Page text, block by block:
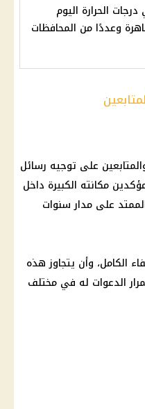
الحرارة اليوم
وعددًا من المحافظات
على توجيه رسائل
مكانته الكبيرة داخل
على مدار سنوات
الكامل، وأن يتجاوز هذه
الدعوات له في مختلف